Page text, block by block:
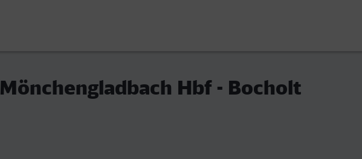
Mönchengladbach Hbf - Bocholt